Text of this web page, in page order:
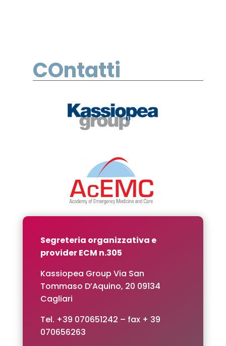
COntatti
Segreteria organizzativa e
provider ECM n.305
Kassiopea Group Via San
Tommaso D’Aquino, 20 09134
Cagliari
Tel. +39 070651242 – fax + 39
070656263